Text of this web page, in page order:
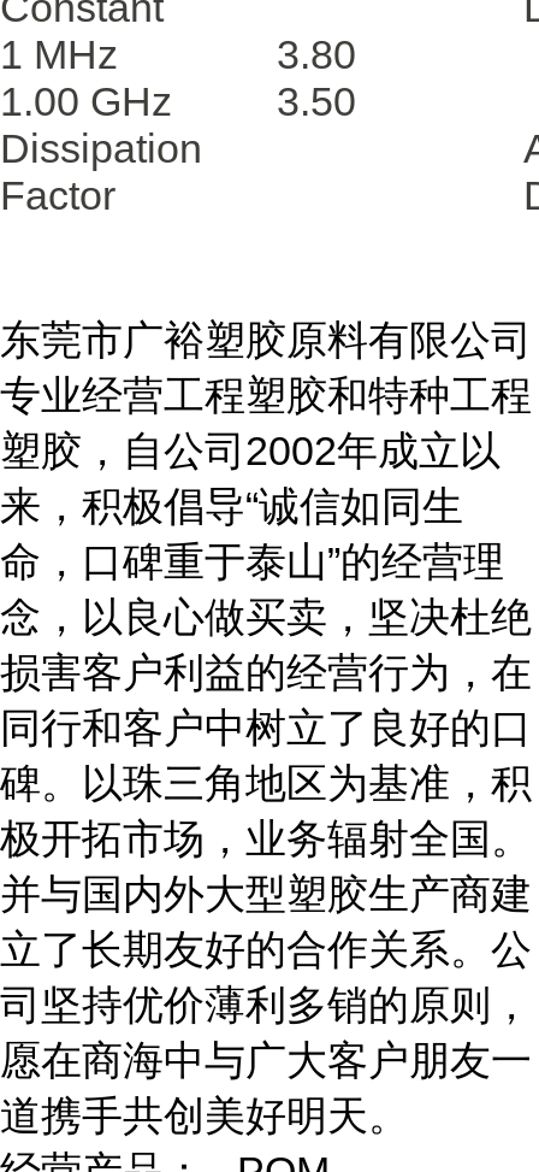
1 MHz
3.80
1.00 GHz
3.50
Dissipation
Factor
东莞市广裕塑胶原料有限公司
专业经营工程塑胶和特种工程
塑胶，自公司2002年成立以
来，积极倡导“诚信如同生
命，口碑重于泰山”的经营理
念，以良心做买卖，坚决杜绝
损害客户利益的经营行为，在
同行和客户中树立了良好的口
碑。以珠三角地区为基准，积
极开拓市场，业务辐射全国。
并与国内外大型塑胶生产商建
立了长期友好的合作关系。公
司坚持优价薄利多销的原则，
愿在商海中与广大客户朋友一
道携手共创美好明天。